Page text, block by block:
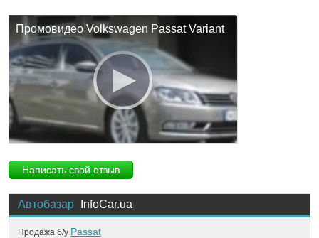
Промовидео Volkswagen Passat Variant
Написать свой отзыв
Автобазар InfoCar.ua
Продажа б/у Passat